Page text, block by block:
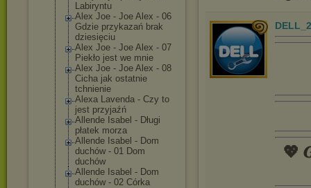
Labiryntu
Alex Joe - Joe Alex - 06
Gdzie przykazań brak
dziesięciu
Alex Joe - Joe Alex - 07
Piekło jest we mnie
Alex Joe - Joe Alex - 08
Cicha jak ostatnie
tchnienie
Alexa Lavenda - Czy to
jest przyjaźń
Allende Isabel - Długi
płatek morza
Allende Isabel - Dom
duchów - 01 Dom
duchów
Allende Isabel - Dom
duchów - 02 Córka
💖